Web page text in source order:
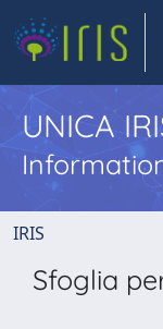
UNICA
IRIS
Sfoglia